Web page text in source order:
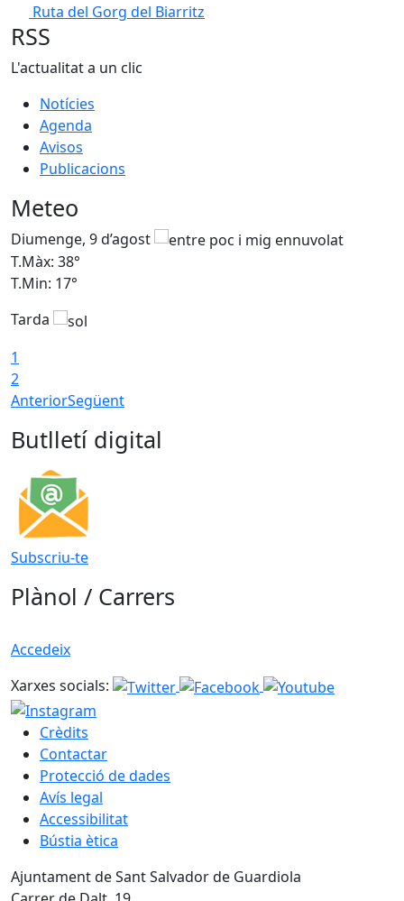
Ruta del Gorg del Biarritz
RSS
L'actualitat a un clic
Notícies
Agenda
Avisos
Publicacions
Meteo
Diumenge, 9 d’agost
T.Màx: 38°
T.Min: 17°
Tarda
1
2
AnteriorSegüent
Butlletí digital
Subscriu-te
Plànol / Carrers
Accedeix
Xarxes socials:
Crèdits
Contactar
Protecció de dades
Avís legal
Accessibilitat
Bústia ètica
Ajuntament de Sant Salvador de Guardiola